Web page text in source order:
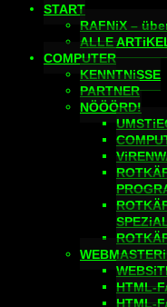
START
RAFNiX –
ALLE
COMPUTER
KENNTNiSSE
PARTNER
NÖÖÖRD!
HTML-
HTML-